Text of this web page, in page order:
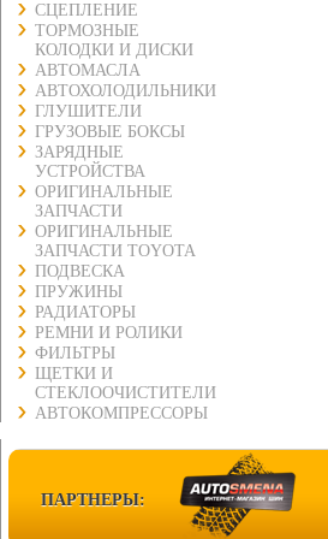
СЦЕПЛЕНИЕ
ТОРМОЗНЫЕ
КОЛОДКИ И ДИСКИ
АВТОМАСЛА
АВТОХОЛОДИЛЬНИКИ
ГЛУШИТЕЛИ
ГРУЗОВЫЕ БОКСЫ
ЗАРЯДНЫЕ
УСТРОЙСТВА
ОРИГИНАЛЬНЫЕ
ЗАПЧАСТИ
ОРИГИНАЛЬНЫЕ
ЗАПЧАСТИ TOYOTA
ПОДВЕСКА
ПРУЖИНЫ
РАДИАТОРЫ
РЕМНИ И РОЛИКИ
ФИЛЬТРЫ
ЩЕТКИ И
СТЕКЛООЧИСТИТЕЛИ
АВТОКОМПРЕССОРЫ
ПАРТНЕРЫ: